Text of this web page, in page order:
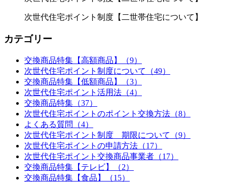
次世代住宅ポイント制度【二世帯住宅について】
カテゴリー
交換商品特集【高額商品】（9）
次世代住宅ポイント制度について（49）
交換商品特集【低額商品】（3）
次世代住宅ポイント活用法（4）
交換商品特集（37）
次世代住宅ポイントのポイント交換方法（8）
よくある質問（4）
次世代住宅ポイント制度 期限について（9）
次世代住宅ポイントの申請方法（17）
次世代住宅ポイント交換商品事業者（17）
交換商品特集【テレビ】（2）
交換商品特集【食品】（15）